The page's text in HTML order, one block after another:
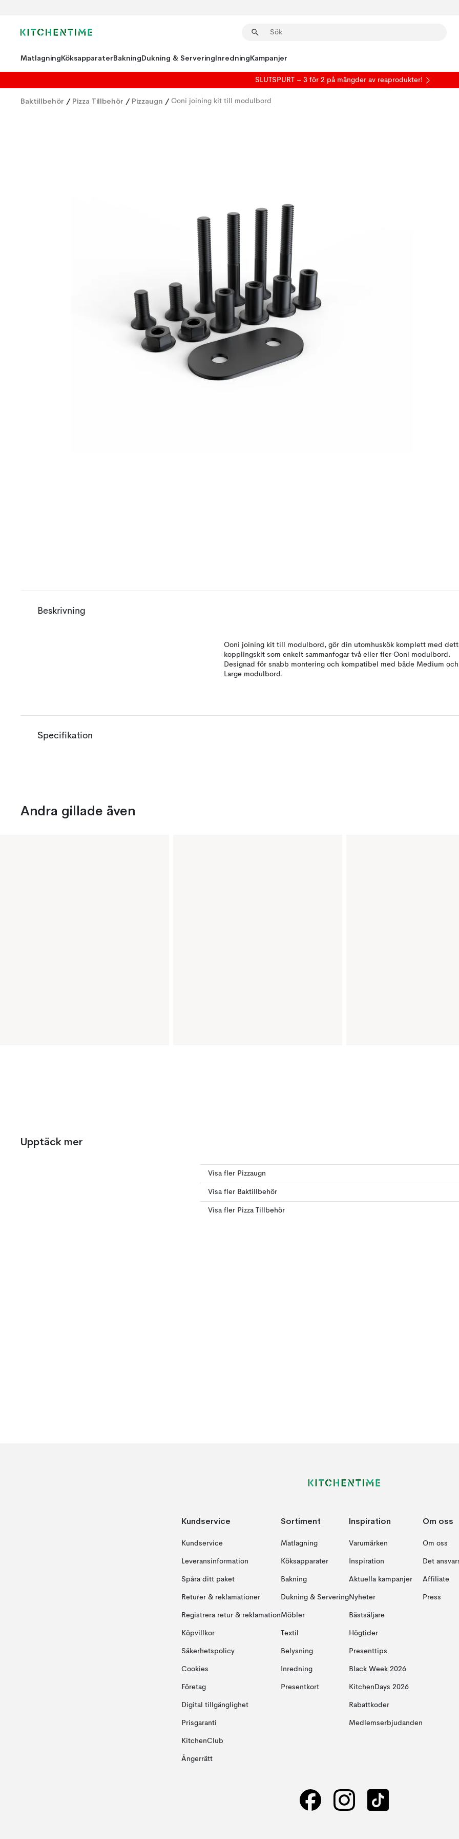
MatlagningKöksapparaterBakningDukning & ServeringInredningKampanjer
SLUTSPURT – 3 för 2 på mängder av reaprodukter!
Baktillbehör / Pizza Tillbehör / Pizzaugn / Ooni joining kit till modulbord
Beskrivning
Ooni joining kit till modulbord, gör din utomhuskök komplett med
kopplingskit som enkelt sammanfogar två eller fler Ooni modulbord.
Designad för snabb montering och kompatibel med både Medium och
Large modulbord.
Specifikation
Andra gillade även
Upptäck mer
Visa fler Pizzaugn
Visa fler Baktillbehör
Visa fler Pizza Tillbehör
Kundservice
Kundservice
Leveransinformation
Spåra ditt paket
Returer & reklamationer
Registrera retur & reklamation
Köpvillkor
Säkerhetspolicy
Cookies
Företag
Digital tillgänglighet
Prisgaranti
KitchenClub
Ångerrätt
Sortiment
Matlagning
Köksapparater
Bakning
Dukning & Servering
Möbler
Textil
Belysning
Inredning
Presentkort
Inspiration
Varumärken
Inspiration
Aktuella kampanjer
Nyheter
Bästsäljare
Högtider
Presenttips
Black Week 2026
KitchenDays 2026
Rabattkoder
Medlemserbjudanden
Om oss
Om oss
Det
Affiliate
Press